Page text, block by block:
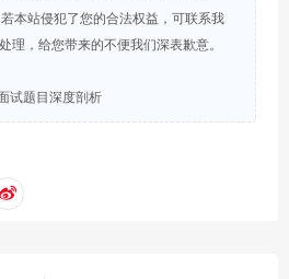
本站侵犯了您的合法权益，可联系我
理，给您带来的不便我们深表歉意。
试题目深度剖析